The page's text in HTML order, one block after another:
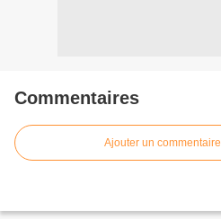
Commentaires
Ajouter un commentaire